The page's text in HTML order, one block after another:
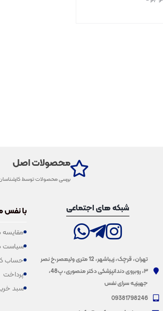
محصولات اصل
بررسی محصولات توسط
شبکه های اجتماعی
تهران، قرچک، زیباشهر، 12 متری ولیعصر،خ نصر
۳، روبروی دندانپزشکی دکتر منصوری، پ48،
جهیزیه سرای نفس
09381798246
با نفس
سیاست
حساب
پرداخت
سبد